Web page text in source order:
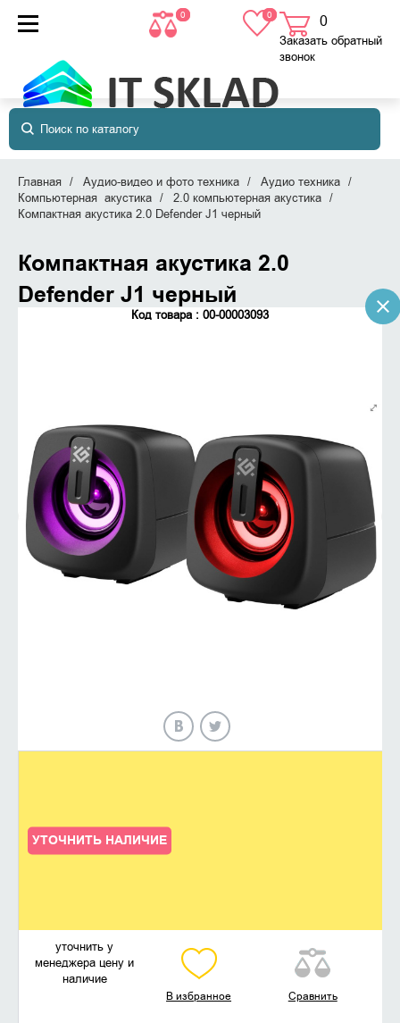
0 0 0
в корзине
Заказать обратный
звонок
Главная Аудио-видео и фото техника
Аудио техника
Компьютерная акустика
2.0 компьютерная акустика
Компактная акустика 2.0 Defender J1 черный
Компактная акустика 2.0
Defender J1 черный
Код товара : 00-00003093
УТОЧНИТЬ НАЛИЧИЕ
уточнить у
менеджера цену и
наличие
В избранное Сравнить